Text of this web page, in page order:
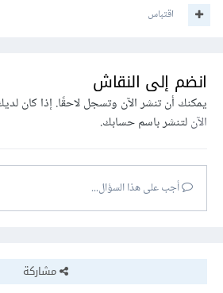
اقتباس
انضم إلى النقاش
يمكنك أن تنشر الآن وتسجل لاحقًا. إذا كان
الآنلتنشر باسم حسابك.
أجب على هذا السؤال...
مشاركة